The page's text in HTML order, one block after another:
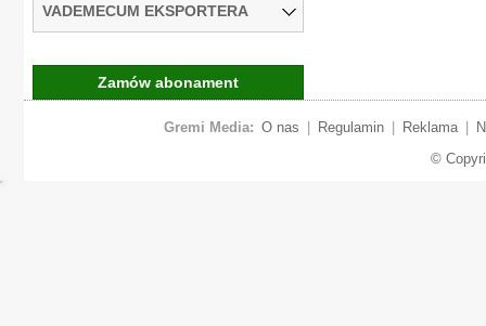
VADEMECUM EKSPORTERA
Zamów abonament
Gremi Media: O nas Regulamin Reklama
©